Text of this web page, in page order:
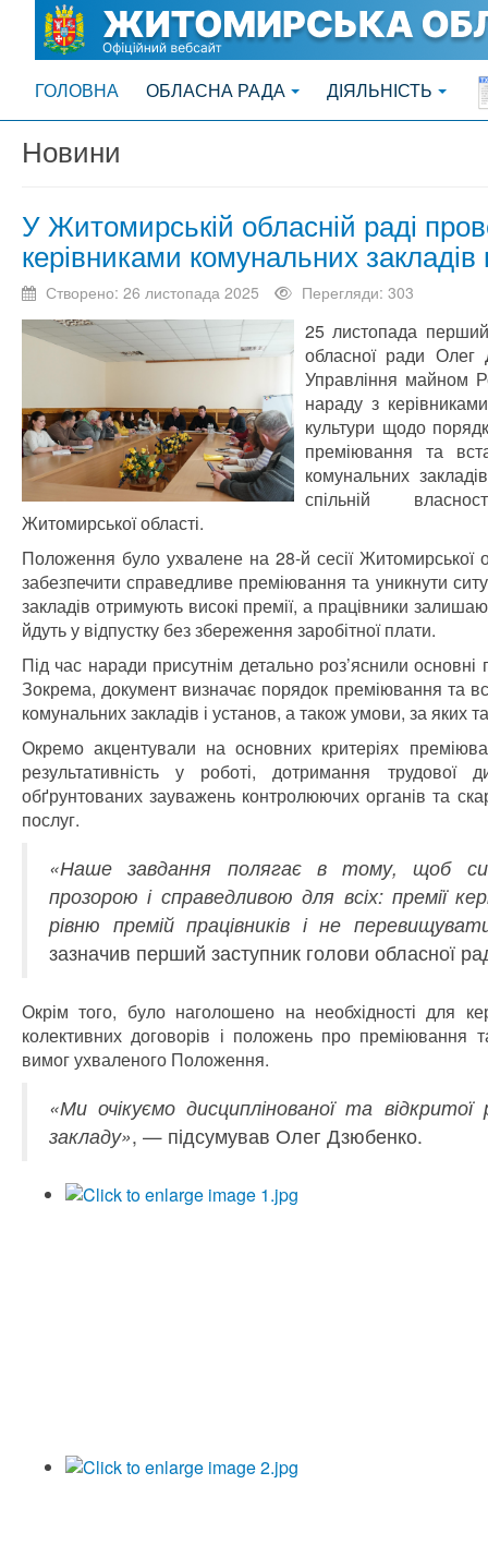
ГОЛОВНА ОБЛАСНА РАДА ДІЯЛЬНІСТЬ
Новини
У Житомирській обласній раді
керівниками комунальних закладів
Створено: 26 листопада 2025 Перегляди: 303
25 листопада
обласної ради Олег
Управління майном
нараду з
культури щодо
преміювання та
комунальних
спільній
Житомирської області.
Положення було ухвалене на 28-й сесії Житомирської
забезпечити справедливе преміювання та уникнути
закладів отримують високі премії, а працівники
йдуть у відпустку без збереження заробітної плати.
Під час наради присутнім детально роз’яснили
Зокрема, документ визначає порядок преміювання та
комунальних закладів і установ, а також умови, за яких
Окремо акцентували на основних критеріях
результативність у роботі, дотримання трудової
обґрунтованих зауважень контролюючих органів та
послуг.
«Наше завдання полягає в тому, щоб
прозорою і справедливою для всіх: премії
рівню премій працівників і не
зазначив перший заступник голови обласної
Окрім того, було наголошено на необхідності для
колективних договорів і положень про преміювання
вимог ухваленого Положення.
«Ми очікуємо дисциплінованої та
закладу», — підсумував Олег Дзюбенко.